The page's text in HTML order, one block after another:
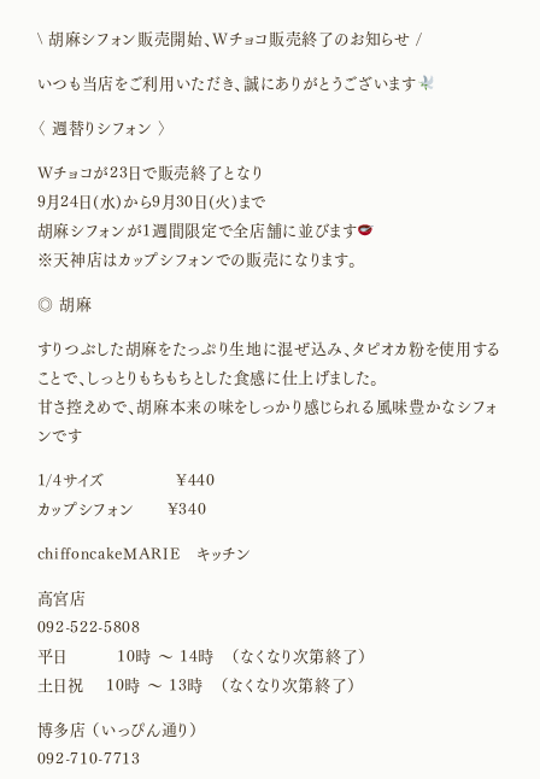
\ 胡麻シフォン販売開始、Wチョコ販売終了のお知らせ /
いつも当店をご利用いただき、誠にありがとうございます
〈 週替りシフォン 〉
Wチョコが23日で販売終了となり
9月24日(水)から9月30日(火)まで
胡麻シフォンが1週間限定で全店舗に並びます
※天神店はカップシフォンでの販売になります。
◎ 胡麻
すりつぶした胡麻をたっぷり生地に混ぜ込み、タピオカ粉を使用する
ことで、しっとりもちもちとした食感に仕上げました。
甘さ控えめで、胡麻本来の味をしっかり感じられる風味豊かなシフォ
ンです
1/4サイズ ¥440
カップシフォン ¥340
chiffoncakeMARIE キッチン
高宮店
092-522-5808
平日 10時 〜 14時 （なくなり次第終了）
土日祝 10時 〜 13時 （なくなり次第終了）
博多店 （いっぴん通り）
092-710-7713